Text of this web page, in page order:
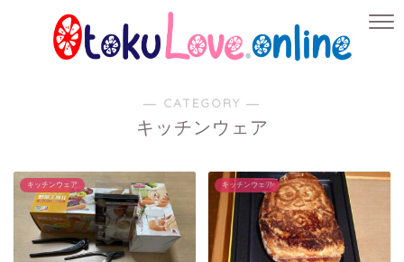
― CATEGORY ―
キッチンウェア
キッチンウェア キッチンウェア